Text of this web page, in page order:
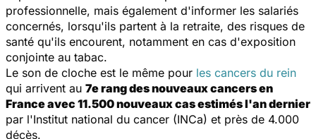
professionnelle, mais également d'informer les salariés
concernés, lorsqu'ils partent à la retraite, des risques de
santé qu'ils encourent, notamment en cas d'exposition
conjointe au tabac.
Le son de cloche est le même pour les cancers du rein
qui arrivent au 7e rang des nouveaux cancers en
France avec 11.500 nouveaux cas estimés l'an dernier
par l'Institut national du cancer (INCa) et près de 4.000
décès.